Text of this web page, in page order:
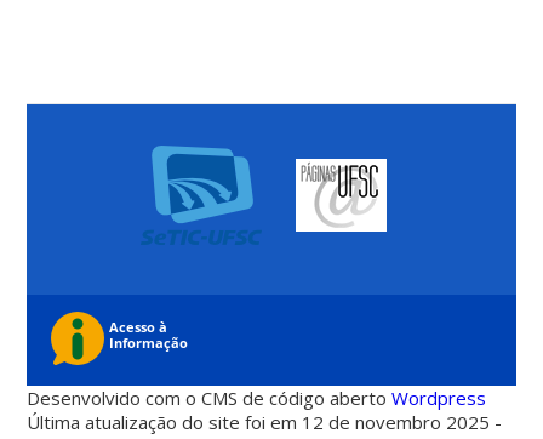
Desenvolvido com o CMS de código abertoWordpress
Última atualização do site foi em 12 de novembro 2025 -